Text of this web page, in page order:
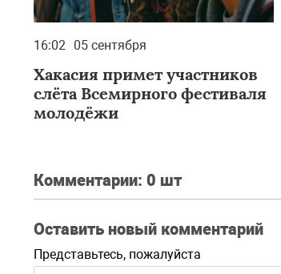
16:02 05 сентября
Хакасия примет участников
слёта Всемирного фестиваля
молодёжи
Комментарии: 0 шт
Оставить новый комментарий
Представьтесь, пожалуйста